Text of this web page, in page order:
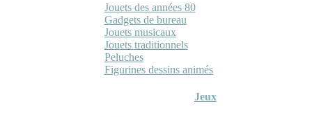
Jouets des années 80
Gadgets de bureau
Jouets musicaux
Jouets traditionnels
Peluches
Figurines dessins animés
Jeux